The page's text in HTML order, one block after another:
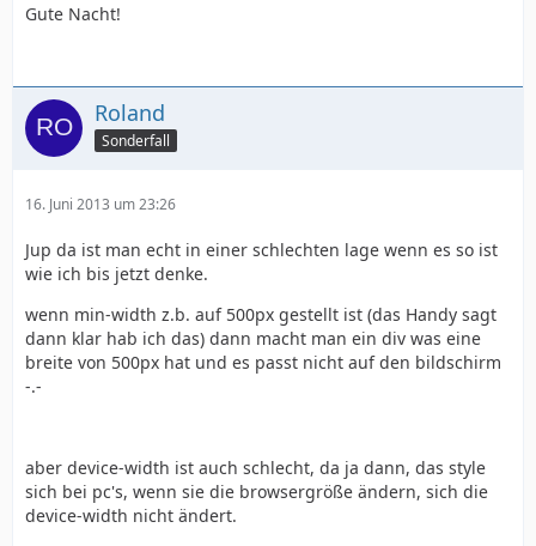
Gute Nacht!
Roland
Sonderfall
16. Juni 2013 um 23:26
Jup da ist man echt in einer schlechten lage wenn es so ist
wie ich bis jetzt denke.
wenn min-width z.b. auf 500px gestellt ist (das Handy sagt
dann klar hab ich das) dann macht man ein div was eine
breite von 500px hat und es passt nicht auf den bildschirm
-.-
aber device-width ist auch schlecht, da ja dann, das style
sich bei pc's, wenn sie die browsergröße ändern, sich die
device-width nicht ändert.